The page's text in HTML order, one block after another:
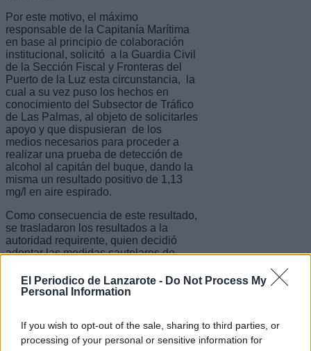
El Periodico de Lanzarote - Do Not Process My
Personal Information
If you wish to opt-out of the sale, sharing to third parties, or
processing of your personal or sensitive information for
Por este motivo, el máximo
responsable de la Capitanía Marítima
en base al principio de colaboración
institucional, solicitó a la Guardia Civil
de la Sección Fiscal y Fronteras del
Puerto de la Luz esta circunstancia, la
cual a su vez puso los hechos en
conocimiento del Subsector de Tráfico
de Las Palmas, al objeto de solicitarles
apoyo y que dispusieran de los
medios necesarios para proceder a
realizar una prueba de detección de
alcohol al capitán del buque, dando la
misma un resultado positivo de 1,13
mg/l en aire espirado.
Como consecuencia de este resultado,
se trasladaron los resultados a la
autoridad requirente, quien decidió
adoptar las medidas cautelares de
seguridad de las instalaciones
portuarias como la del propio buque y
Por estos hechos, el capitán del buque
se enfrenta a una infracción